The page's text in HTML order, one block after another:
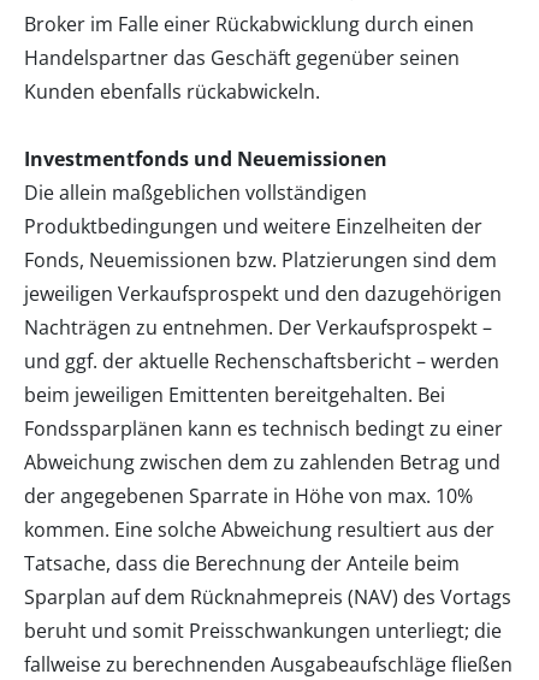
Broker im Falle einer Rückabwicklung durch einen
Handelspartner das Geschäft gegenüber seinen
Kunden ebenfalls rückabwickeln.
Investmentfonds und Neuemissionen
Die allein maßgeblichen vollständigen
Produktbedingungen und weitere Einzelheiten der
Fonds, Neuemissionen bzw. Platzierungen sind dem
jeweiligen Verkaufsprospekt und den dazugehörigen
Nachträgen zu entnehmen. Der Verkaufsprospekt –
und ggf. der aktuelle Rechenschaftsbericht – werden
beim jeweiligen Emittenten bereitgehalten. Bei
Fondssparplänen kann es technisch bedingt zu einer
Abweichung zwischen dem zu zahlenden Betrag und
der angegebenen Sparrate in Höhe von max. 10%
kommen. Eine solche Abweichung resultiert aus der
Tatsache, dass die Berechnung der Anteile beim
Sparplan auf dem Rücknahmepreis (NAV) des Vortags
beruht und somit Preisschwankungen unterliegt; die
fallweise zu berechnenden Ausgabeaufschläge fließen